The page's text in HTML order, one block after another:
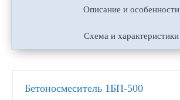
Описание и особенности
Схема и характеристики
Бетоносмеситель 1БП-500